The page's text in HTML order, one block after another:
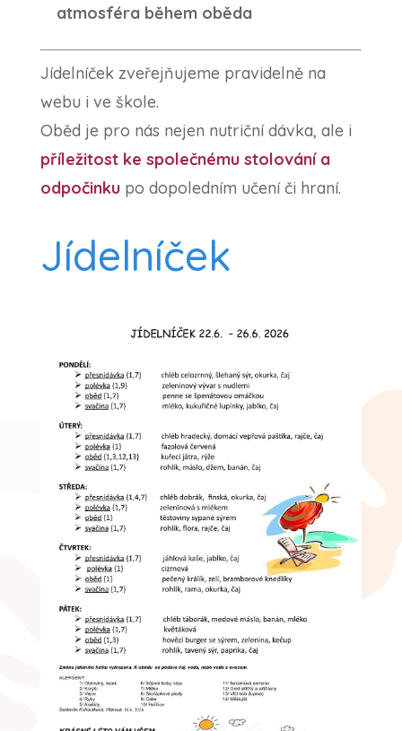
atmosféra během oběda
Jídelníček zveřejňujeme pravidelně na
webu i ve škole.
Oběd je pro nás nejen nutriční dávka, ale i
příležitost ke společnému stolování a
odpočinkupo dopoledním učení či hraní.
Jídelníček